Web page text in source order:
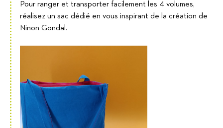
Pour ranger et transporter facilement les 4 volumes,
réalisez un sac dédié en vous inspirant de la création de
Ninon Gondal.